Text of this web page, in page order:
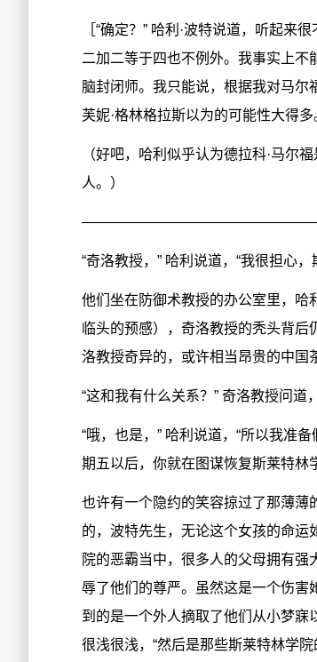
［“确定？” 哈利·波特说道，听起来
二加二等于四也不例外。我事实上
脑封闭师。我只能说，根据我对马
芙妮·格林格拉斯以为的可能性大得
（好吧，哈利似乎认为德拉科·马尔
人。）
“奇洛教授，” 哈利说道，“我很担心
他们坐在防御术教授的办公室里，哈
临头的预感），奇洛教授的秃头背
洛教授奇异的，或许相当昂贵的中国
“这和我有什么关系？” 奇洛教授问道
“哦，也是，” 哈利说道，“所以我准
期五以后，你就在图谋恢复斯莱特林
也许有一个隐约的笑容掠过了那薄薄
的，波特先生，无论这个女孩的命
院的恶霸当中，很多人的父母拥有
辱了他们的尊严。虽然这是一个伤害
到的是一个外人摘取了他们从小梦寐
很浅很浅，“然后是那些斯莱特林学